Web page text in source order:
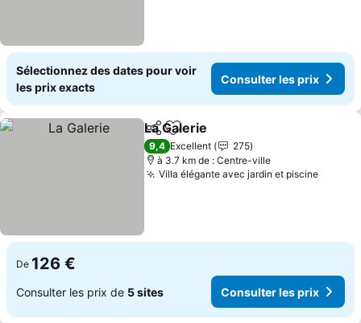
Sélectionnez des dates pour voir
les prix exacts
Consulter les prix
PartagerAjouter à mes favoris
La Galerie
9,4 Excellent
275
à 3.7 km de : Centre-ville
Villa élégante avec jardin et piscine
De 126 €
Consulter les prix de 5 sites Consulter les prix